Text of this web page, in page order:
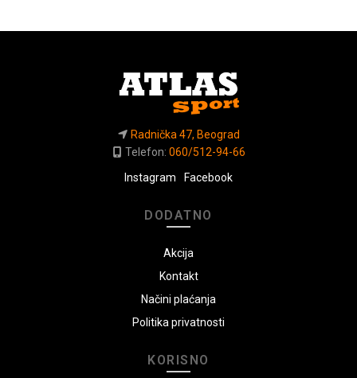
Radnička 47, Beograd
Telefon: 060/512-94-66
Instagram
Facebook
DODATNO
Akcija
Kontakt
Načini plaćanja
Politika privatnosti
KORISNO